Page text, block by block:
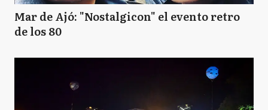
Mar de Ajó: "Nostalgicon" el evento retro
de los 80